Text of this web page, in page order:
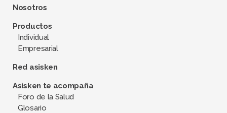
Nosotros
Productos
Individual
Empresarial
Red asisken
Asisken te acompaña
Foro de la Salud
Glosario